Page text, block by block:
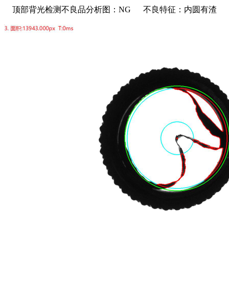
顶部背光检测不良品分析图：NG 不良特征：内圆有渣